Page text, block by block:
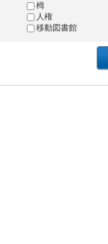
栂
人権
移動図書館